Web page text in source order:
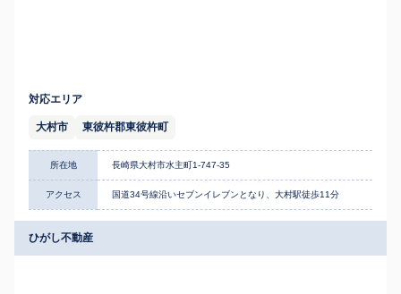
対応エリア
大村市 東彼杵郡東彼杵町
所在地 長崎県大村市水主町1-747-35
アクセス 国道34号線沿いセブンイレブンとなり、大村駅徒歩11分
ひがし不動産